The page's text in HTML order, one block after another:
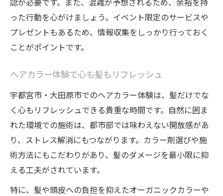
った行動を心がけましょう。イベント限定のサービスや
プレゼントもあるため、情報収集をしっかり行っておく
ことがポイントです。
ヘアカラー体験で心も髪もリフレッシュ
宇都宮市・大田原市でのヘアカラー体験は、髪だけでな
く心もリフレッシュできる貴重な時間です。自然に囲ま
れた環境での施術は、都市部では味わえない開放感があ
り、ストレス解消にもつながります。カラー剤選びや施
術方法にもこだわりがあり、髪のダメージを最小限に抑
える工夫がされています。
特に、髪や頭皮への負担を抑えたオーガニックカラーや